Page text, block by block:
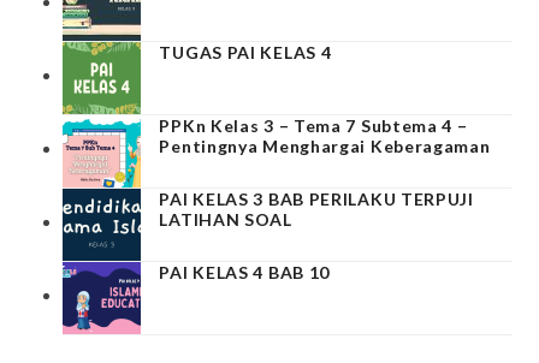
TUGAS PAI KELAS 4
PPKn Kelas 3 – Tema 7 Subtema 4 –
Pentingnya Menghargai Keberagaman
PAI KELAS 3 BAB PERILAKU TERPUJI
LATIHAN SOAL
PAI KELAS 4 BAB 10